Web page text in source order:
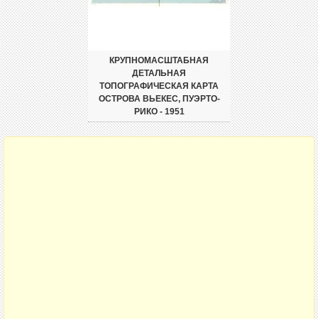
КРУПНОМАСШТАБНАЯ
ДЕТАЛЬНАЯ
ТОПОГРАФИЧЕСКАЯ КАРТА
ОСТРОВА ВЬЕКЕС, ПУЭРТО-
РИКО - 1951